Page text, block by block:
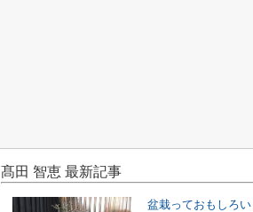
髙田 智恵 最新記事
盆栽っておもしろい